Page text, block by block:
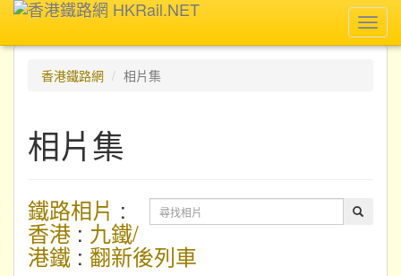
香港鐵路網
相片集
相片集
鐵路相片 :
香港 : 九鐵/
港鐵 : 翻新後列車